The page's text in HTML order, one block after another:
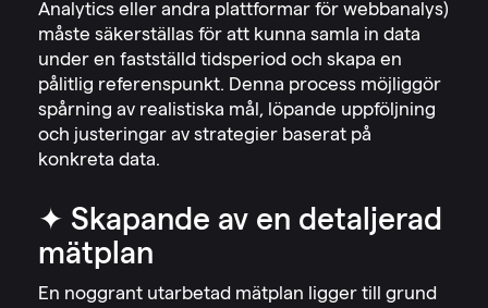
Analytics eller andra plattformar för webbanalys)
måste säkerställas för att kunna samla in data
under en fastställd tidsperiod och skapa en
pålitlig referenspunkt. Denna process möjliggör
spårning av realistiska mål, löpande uppföljning
och justeringar av strategier baserat på
konkreta data.
✦ Skapande av en detaljerad
mätplan
En noggrant utarbetad mätplan ligger till grund